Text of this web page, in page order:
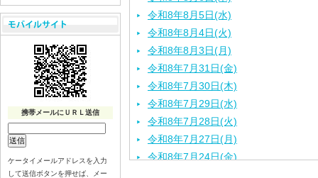
令和8年8月5日(水)
令和8年8月4日(火)
令和8年8月3日(月)
令和8年7月31日(金)
令和8年7月30日(木)
令和8年7月29日(水)
令和8年7月28日(火)
令和8年7月27日(月)
令和8年7月24日(金)
携帯メールにＵＲＬ送信
ケータイメールアドレスを入力
して送信ボタンを押せば、メー